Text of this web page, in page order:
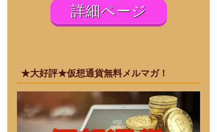
詳細ページ
★大好評★仮想通貨無料メルマガ！